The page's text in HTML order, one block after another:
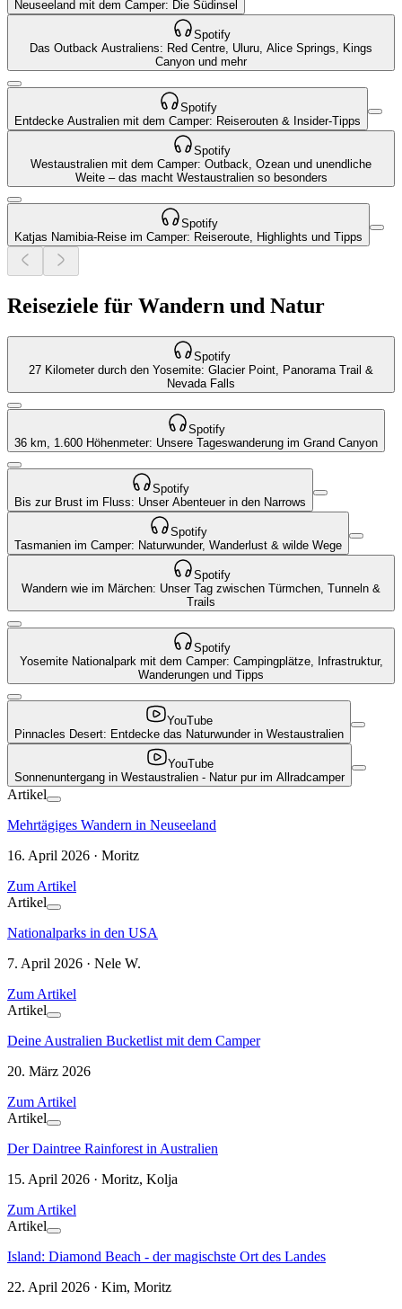
Neuseeland mit dem Camper: Die Südinsel
Spotify
Das Outback Australiens: Red Centre, Uluru, Alice Springs, Kings
Canyon und mehr
Spotify
Entdecke Australien mit dem Camper: Reiserouten & Insider-Tipps
Spotify
Westaustralien mit dem Camper: Outback, Ozean und unendliche
Weite – das macht Westaustralien so besonders
Spotify
Katjas Namibia-Reise im Camper: Reiseroute, Highlights und Tipps
Reiseziele für Wandern und Natur
Spotify
27 Kilometer durch den Yosemite: Glacier Point, Panorama Trail &
Nevada Falls
Spotify
36 km, 1.600 Höhenmeter: Unsere Tageswanderung im Grand Canyon
Spotify
Bis zur Brust im Fluss: Unser Abenteuer in den Narrows
Spotify
Tasmanien im Camper: Naturwunder, Wanderlust & wilde Wege
Spotify
Wandern wie im Märchen: Unser Tag zwischen Türmchen, Tunneln &
Trails
Spotify
Yosemite Nationalpark mit dem Camper: Campingplätze, Infrastruktur,
Wanderungen und Tipps
YouTube
Pinnacles Desert: Entdecke das Naturwunder in Westaustralien
YouTube
Sonnenuntergang in Westaustralien - Natur pur im Allradcamper
Artikel
Mehrtägiges Wandern in Neuseeland
16. April 2026 · Moritz
Zum Artikel
Artikel
Nationalparks in den USA
7. April 2026 · Nele W.
Zum Artikel
Artikel
Deine Australien Bucketlist mit dem Camper
20. März 2026
Zum Artikel
Artikel
Der Daintree Rainforest in Australien
15. April 2026 · Moritz, Kolja
Zum Artikel
Artikel
Island: Diamond Beach - der magischste Ort des Landes
22. April 2026 · Kim, Moritz